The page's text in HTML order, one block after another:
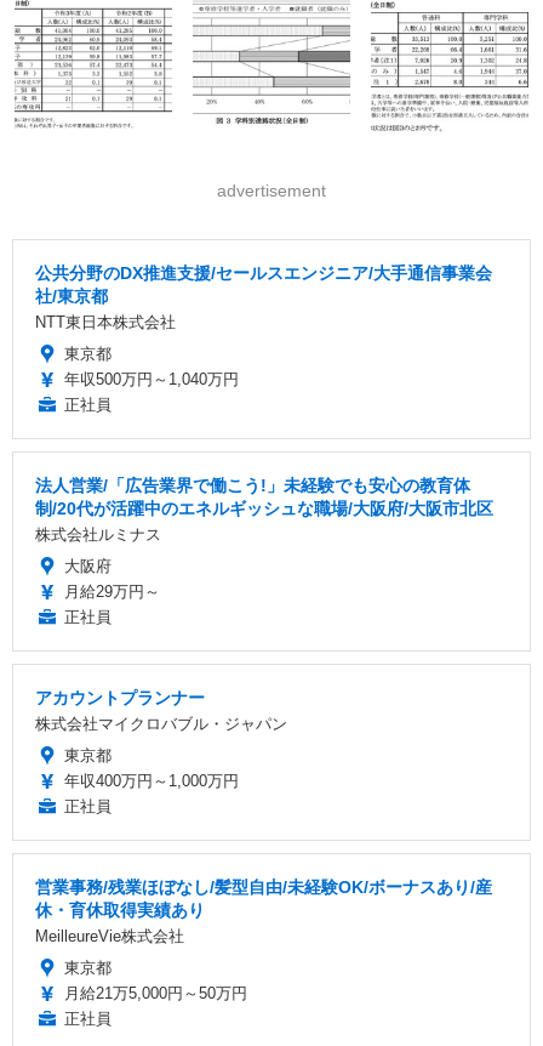
advertisement
公共分野のDX推進支援/セールスエンジニア/大手通信事業会
社/東京都
NTT東日本株式会社
東京都
年収500万円～1,040万円
正社員
法人営業/「広告業界で働こう!」未経験でも安心の教育体
制/20代が活躍中のエネルギッシュな職場/大阪府/大阪市北区
株式会社ルミナス
大阪府
月給29万円～
正社員
アカウントプランナー
株式会社マイクロバブル・ジャパン
東京都
年収400万円～1,000万円
正社員
営業事務/残業ほぼなし/髪型自由/未経験OK/ボーナスあり/産
休・育休取得実績あり
MeilleureVie株式会社
東京都
月給21万5,000円～50万円
正社員